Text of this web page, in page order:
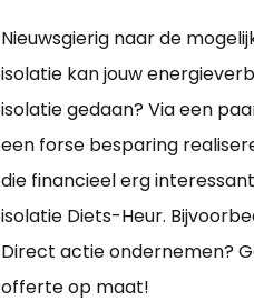
Nieuwsgierig naar de
isolatie kan jouw
isolatie gedaan? Via een
een forse besparing
die financieel erg
isolatie Diets-Heur.
Direct actie ondernemen?
offerte op maat!